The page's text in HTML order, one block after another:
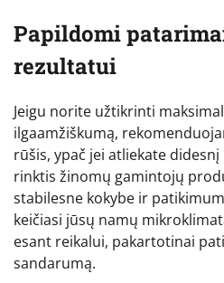
Papildomi
rezultatui
Jeigu norite užtikrinti
ilgaamžiškumą,
rūšis, ypač jei atliekate
rinktis žinomų gamintojų
stabilesne kokybe ir
keičiasi jūsų namų
esant reikalui, pakartotinai
sandarumą.